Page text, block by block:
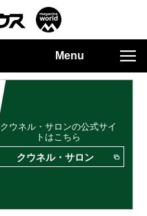
Menu
クウネル・サロンの公式サイ
トはこちら
クウネル・サロン